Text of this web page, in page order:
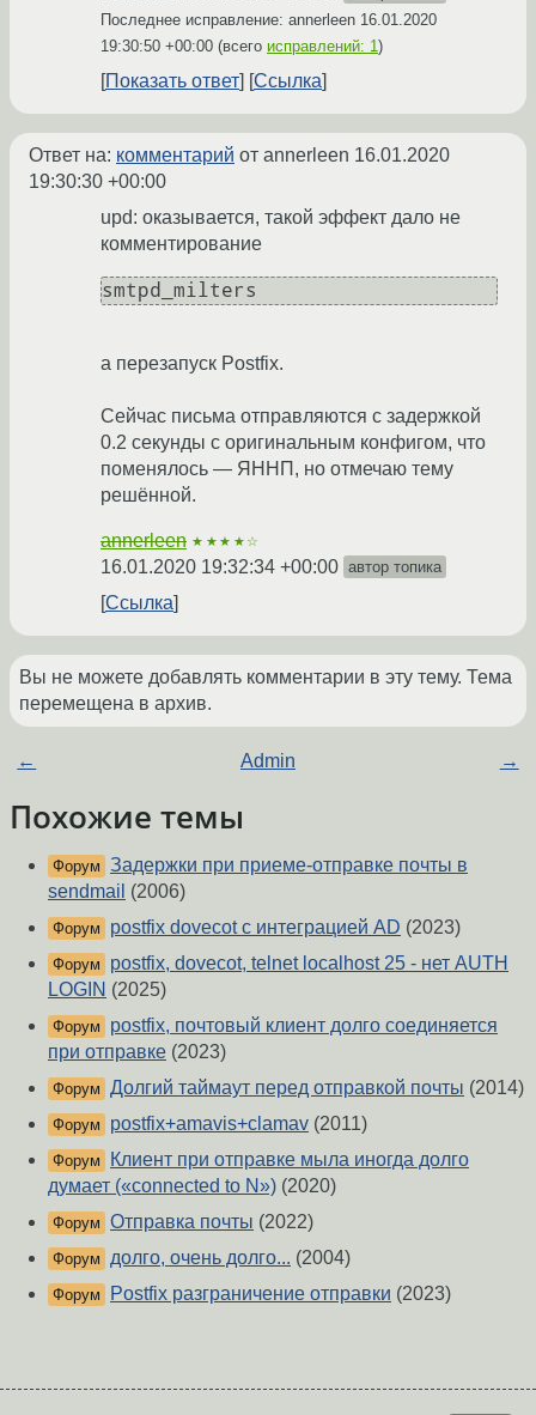
Последнее исправление: annerleen 16.01.2020
19:30:50 +00:00 (всего исправлений: 1)
Показать ответ Ссылка
Ответ на: комментарий от annerleen 16.01.2020
19:30:30 +00:00
upd: оказывается, такой эффект дало не
комментирование
smtpd_milters
а перезапуск Postfix.
Сейчас письма отправляются с задержкой
0.2 секунды с оригинальным конфигом, что
поменялось — ЯННП, но отмечаю тему
решённой.
annerleen ★★★★☆
16.01.2020 19:32:34 +00:00 автор топика
Ссылка
Вы не можете добавлять комментарии в эту тему. Тема
перемещена в архив.
← Admin →
Похожие темы
Форум Задержки при приеме-отправке почты в
sendmail (2006)
Форум postfix dovecot с интеграцией AD (2023)
Форум
postfix, dovecot, telnet localhost 25 - нет AUTH
LOGIN (2025)
Форум
postfix, почтовый клиент долго соединяется
при отправке (2023)
Форум Долгий таймаут перед отправкой почты (2014)
Форум postfix+amavis+clamav (2011)
Форум
Клиент при отправке мыла иногда долго
думает («connected to N») (2020)
Форум Отправка почты (2022)
Форум долго, очень долго... (2004)
Форум Postfix разграничение отправки (2023)